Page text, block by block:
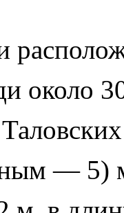
около
— 5)